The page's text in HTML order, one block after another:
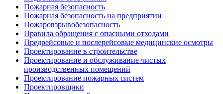
Пожарная безопасность
Пожарная безопасность на предприятии
Пожаровзрывобезопасность
Правила обращения с опасными отходами
Предрейсовые и послерейсовые медицинские осмотры
Проектирование в строительстве
Проектирование и обслуживание чистых
производственных помещений
Проектирование пожарных систем
Проектировщики